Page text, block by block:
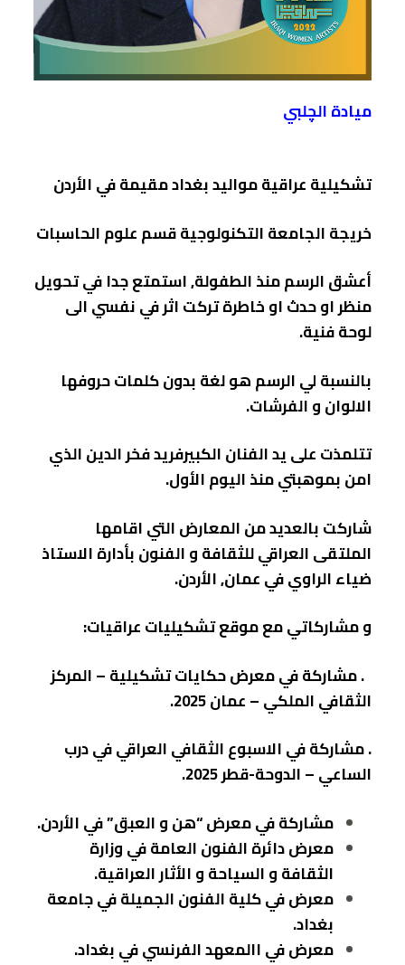
ميادة الچلبي
تشكيلية عراقية مواليد بغداد مقيمة في الأردن
خريجة الجامعة التكنولوجية قسم علوم الحاسبات
أعشق الرسم منذ الطفولة, استمتع جدا في تحويل
منظر او حدث او خاطرة تركت اثر في نفسي الى
لوحة فنية.
بالنسبة لي الرسم هو لغة بدون كلمات حروفها
الالوان و الفرشات.
تتلمذت على يد الفنان الكبيرفريد فخر الدين الذي
امن بموهبتي منذ اليوم الأول.
شاركت بالعديد من المعارض التي اقامها
الملتقى العراقي للثقافة و الفنون بأدارة الاستاذ
ضياء الراوي في عمان, الأردن.
و مشاركاتي مع موقع تشكيليات عراقيات:
. مشاركة في معرض حكايات تشكيلية – المركز
الثقافي الملكي – عمان 2025.
. مشاركة في الاسبوع الثقافي العراقي في درب
الساعي – الدوحة-قطر 2025.
مشاركة في معرض “هن و العبق” في الأردن.
معرض دائرة الفنون العامة في وزارة
الثقافة و السياحة و الأثار العراقية.
معرض في كلية الفنون الجميلة في جامعة
بغداد.
معرض في االمعهد الفرنسي في بغداد.